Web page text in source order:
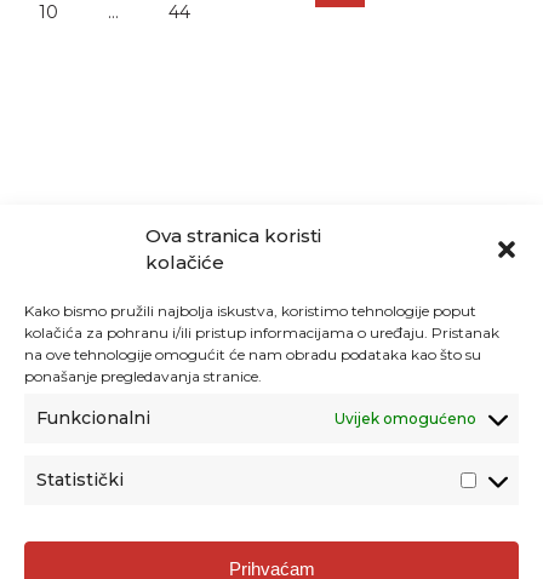
Ova stranica koristi
kolačiće
Kako bismo pružili najbolja iskustva, koristimo tehnologije poput
kolačića za pohranu i/ili pristup informacijama o uređaju. Pristanak
na ove tehnologije omogućit će nam obradu podataka kao što su
ponašanje pregledavanja stranice.
Funkcionalni Uvijek omogućeno
Statistički
Prihvaćam
10
… 44
Agencija za odgoj i obrazovanje